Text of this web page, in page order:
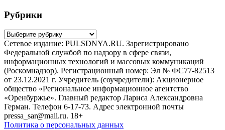
Рубрики
Рубрики
Сетевое издание: PULSDNYA.RU. Зарегистрировано
Федеральной службой по надзору в сфере связи,
информационных технологий и массовых коммуникаций
(Роскомнадзор). Регистрационный номер: Эл № ФС77-82513
от 23.12.2021 г. Учредитель (соучредители): Акционерное
общество «Региональное информационное агентство
«Оренбуржье». Главный редактор Лариса Александровна
Герман. Телефон 6-17-73. Адрес электронной почты
pressa_sar@mail.ru. 18+
Политика о персональных данных